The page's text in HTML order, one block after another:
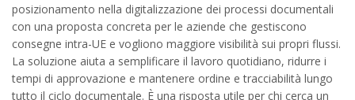
posizionamento nella digitalizzazione dei processi documentali
con una proposta concreta per le aziende che gestiscono
consegne intra-UE e vogliono maggiore visibilità sui propri flussi.
La soluzione aiuta a semplificare il lavoro quotidiano, ridurre i
tempi di approvazione e mantenere ordine e tracciabilità lungo
tutto il ciclo documentale. È una risposta utile per chi cerca un